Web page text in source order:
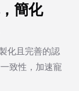
簡化
化且完善的認
致性，加速寵